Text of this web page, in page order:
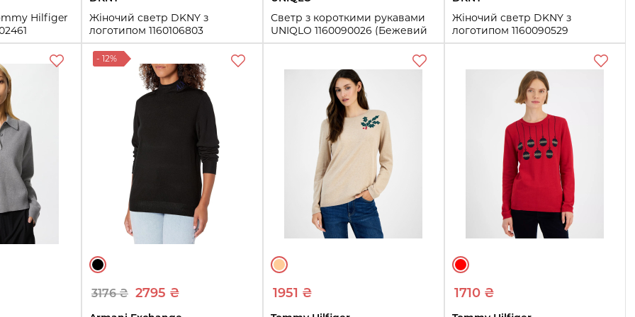
Hilfiger
Жіночий светр DKNY з
логотипом 1160106803
(рожевий L)
L
Купити
Светр з короткими рукавами
UNIQLO 1160090026 (Бежевий
S)
Купити
Жіночий светр DKNY з
логотипом 1160090529
(Червоний S)
XL
Купити
- 12%
3176 ₴ 2795 ₴ 1951 ₴ 1710 ₴